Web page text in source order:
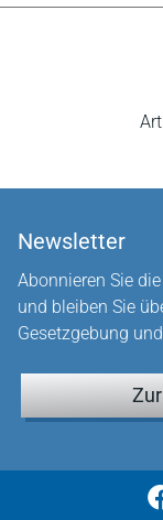
Newsletter
Abonnieren Sie
und bleiben Sie
Gesetzgebung